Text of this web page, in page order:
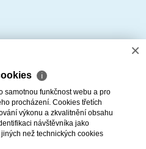
×
ℹ
samotnou funkčnost webu a pro
procházení. Cookies třetích
výkonu a zkvalitnění obsahu
návštěvníka jako
než technických cookies